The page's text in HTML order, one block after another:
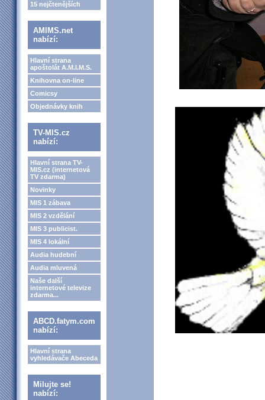
15 nejčtenějších
AMIMS.net
nabízí:
Hlavní strana
apoštolát A.M.I.M.S.
Knihovna on-line
Comicsy
Objednávky knih
TV-MIS.cz
nabízí:
Hlavní strana TV-
MIS.cz (internetová
TV zdarma)
Novinky
MIS 1 zábava
MIS 2 vzdělání
MIS 3 publicist.
MIS 4 lokální
Audia hudební
Audia mluvená
Naše další
internetové televize
zdarma...
ABCD.fatym.com
nabízí:
Hlavní strana
vyhledávače Abeceda
Milujte se!
nabízí: